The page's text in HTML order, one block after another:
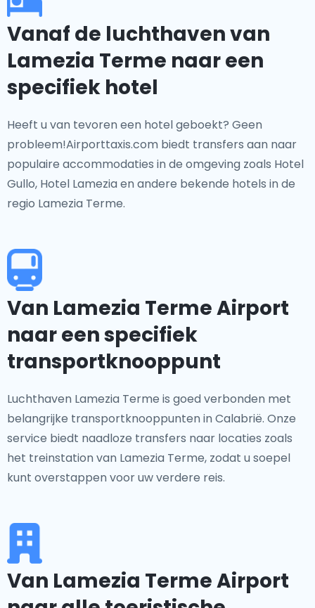
Vanaf de luchthaven van
Lamezia Terme naar een
specifiek hotel
Heeft u van tevoren een hotel geboekt? Geen
probleem!Airporttaxis.com biedt transfers aan naar
populaire accommodaties in de omgeving zoals Hotel
Gullo, Hotel Lamezia en andere bekende hotels in de
regio Lamezia Terme.
Van Lamezia Terme Airport
naar een specifiek
transportknooppunt
Luchthaven Lamezia Terme is goed verbonden met
belangrijke transportknooppunten in Calabrië. Onze
service biedt naadloze transfers naar locaties zoals
het treinstation van Lamezia Terme, zodat u soepel
kunt overstappen voor uw verdere reis.
Van Lamezia Terme Airport